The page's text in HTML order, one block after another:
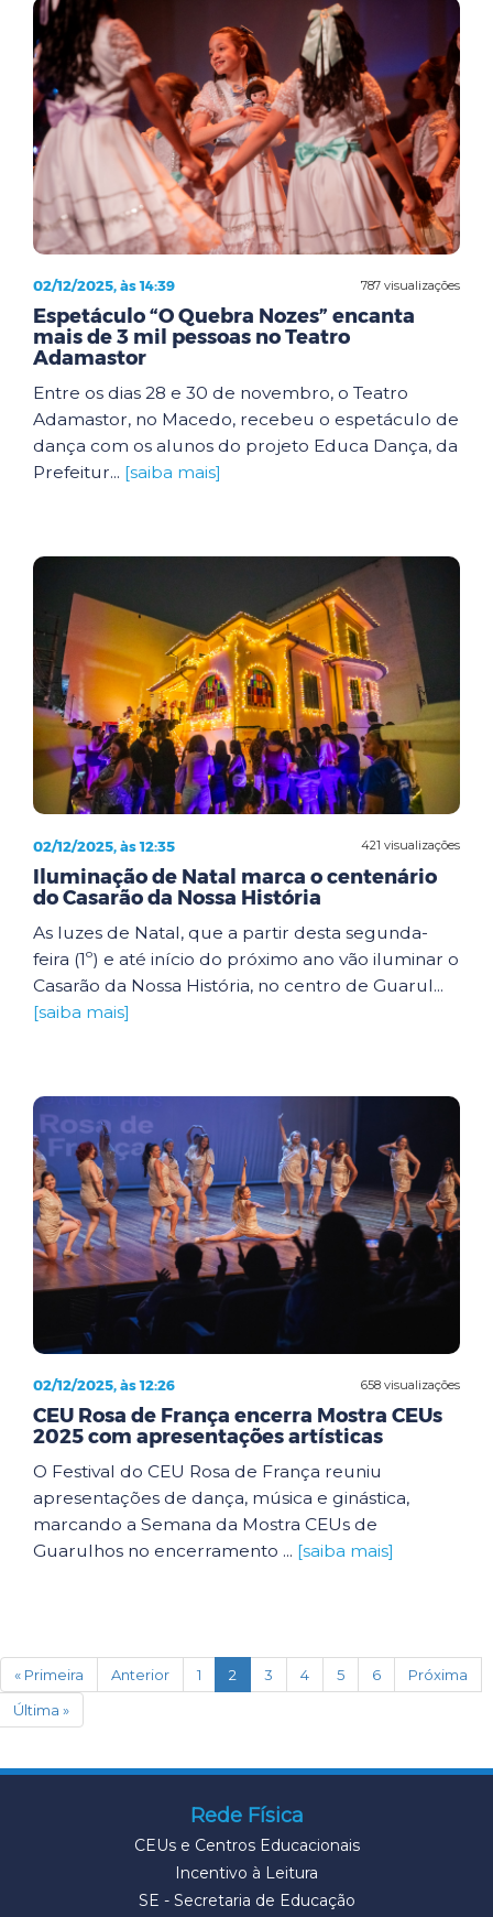
787 visualizações
02/12/2025, às 14:39
Espetáculo “O Quebra Nozes” encanta
mais de 3 mil pessoas no Teatro
Adamastor
Entre os dias 28 e 30 de novembro, o Teatro
Adamastor, no Macedo, recebeu o espetáculo de
dança com os alunos do projeto Educa Dança, da
Prefeitur... [saiba mais]
421 visualizações
02/12/2025, às 12:35
Iluminação de Natal marca o centenário
do Casarão da Nossa História
As luzes de Natal, que a partir desta segunda-
feira (1º) e até início do próximo ano vão iluminar o
Casarão da Nossa História, no centro de Guarul...
[saiba mais]
658 visualizações
02/12/2025, às 12:26
CEU Rosa de França encerra Mostra CEUs
2025 com apresentações artísticas
O Festival do CEU Rosa de França reuniu
apresentações de dança, música e ginástica,
marcando a Semana da Mostra CEUs de
Guarulhos no encerramento ... [saiba mais]
« Primeira Anterior 1 2 (current)
3 4 5 6
Próxima
Última »
Rede Física
CEUs e Centros Educacionais
Incentivo à Leitura
SE - Secretaria de Educação